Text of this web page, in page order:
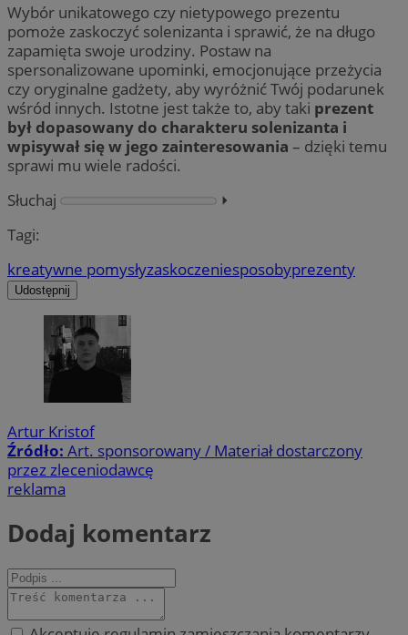
Wybór unikatowego czy nietypowego prezentu
pomoże zaskoczyć solenizanta i sprawić, że na długo
zapamięta swoje urodziny. Postaw na
spersonalizowane upominki, emocjonujące przeżycia
czy oryginalne gadżety, aby wyróżnić Twój podarunek
wśród innych. Istotne jest także to, aby taki prezent
był dopasowany do charakteru solenizanta i
wpisywał się w jego zainteresowania – dzięki temu
sprawi mu wiele radości.
Słuchaj
⏵︎
Tagi:
kreatywne pomysłyzaskoczeniesposobyprezenty
Udostępnij
Artur Kristof
Źródło: Art. sponsorowany / Materiał dostarczony
przez zleceniodawcę
reklama
Dodaj komentarz